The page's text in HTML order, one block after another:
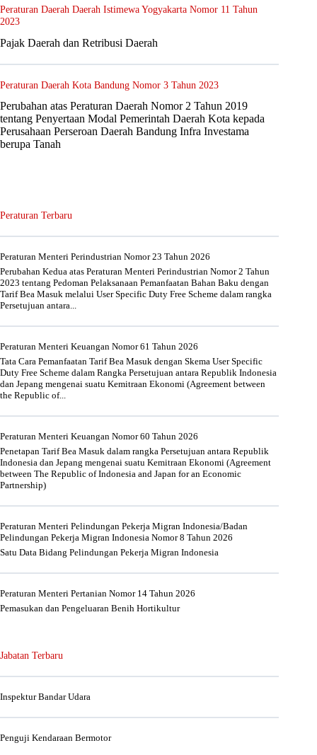
Peraturan Daerah Daerah Istimewa Yogyakarta Nomor 11 Tahun
2023
Pajak Daerah dan Retribusi Daerah
Peraturan Daerah Kota Bandung Nomor 3 Tahun 2023
Perubahan atas Peraturan Daerah Nomor 2 Tahun 2019
tentang Penyertaan Modal Pemerintah Daerah Kota kepada
Perusahaan Perseroan Daerah Bandung Infra Investama
berupa Tanah
Peraturan Terbaru
Peraturan Menteri Perindustrian Nomor 23 Tahun 2026
Perubahan Kedua atas Peraturan Menteri Perindustrian Nomor 2 Tahun
2023 tentang Pedoman Pelaksanaan Pemanfaatan Bahan Baku dengan
Tarif Bea Masuk melalui User Specific Duty Free Scheme dalam rangka
Persetujuan antara...
Peraturan Menteri Keuangan Nomor 61 Tahun 2026
Tata Cara Pemanfaatan Tarif Bea Masuk dengan Skema User Specific
Duty Free Scheme dalam Rangka Persetujuan antara Republik Indonesia
dan Jepang mengenai suatu Kemitraan Ekonomi (Agreement between
the Republic of...
Peraturan Menteri Keuangan Nomor 60 Tahun 2026
Penetapan Tarif Bea Masuk dalam rangka Persetujuan antara Republik
Indonesia dan Jepang mengenai suatu Kemitraan Ekonomi (Agreement
between The Republic of Indonesia and Japan for an Economic
Partnership)
Peraturan Menteri Pelindungan Pekerja Migran Indonesia/Badan
Pelindungan Pekerja Migran Indonesia Nomor 8 Tahun 2026
Satu Data Bidang Pelindungan Pekerja Migran Indonesia
Peraturan Menteri Pertanian Nomor 14 Tahun 2026
Pemasukan dan Pengeluaran Benih Hortikultur
Jabatan Terbaru
Inspektur Bandar Udara
Penguji Kendaraan Bermotor